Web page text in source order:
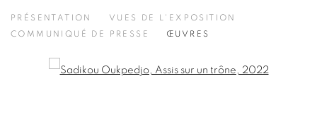
PRÉSENTATION
VUES DE L'EXPOSITION
COMMUNIQUÉ DE PRESSE
ŒUVRES
Open a larger version of the following image in a popup: